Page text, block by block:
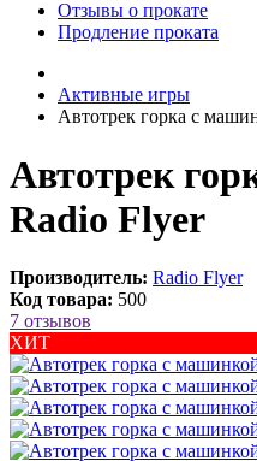
Отзывы о прокате
Продление проката
Активные игры
Автотрек горка с
Автотрек
Radio Flyer
Производитель: Radio Flyer
Код товара: 500
7 отзывов
ХИТ